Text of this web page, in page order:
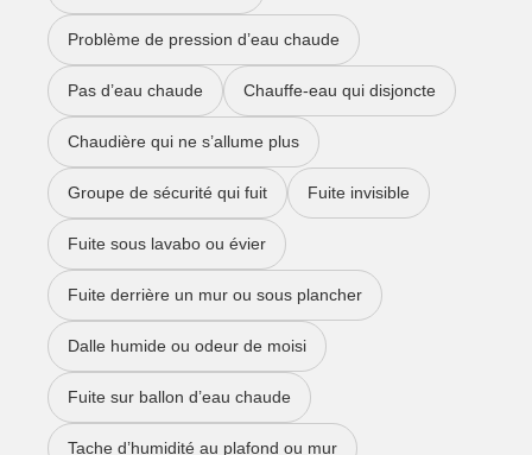
Problème de pression d’eau chaude
Pas d’eau chaude Chauffe-eau qui disjoncte
Chaudière qui ne s’allume plus
Groupe de sécurité qui fuit Fuite invisible
Fuite sous lavabo ou évier
Fuite derrière un mur ou sous plancher
Dalle humide ou odeur de moisi
Fuite sur ballon d’eau chaude
Tache d’humidité au plafond ou mur